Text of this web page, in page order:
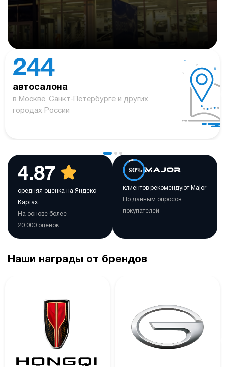
244
автосалона
в Москве, Санкт-Петербурге и других
городах России
4.87
средняя оценка на Яндекс
Картах
На основе более
20 000 оценок
90%
клиентов рекомендуют Major
По данным опросов
покупателей
Наши награды от брендов